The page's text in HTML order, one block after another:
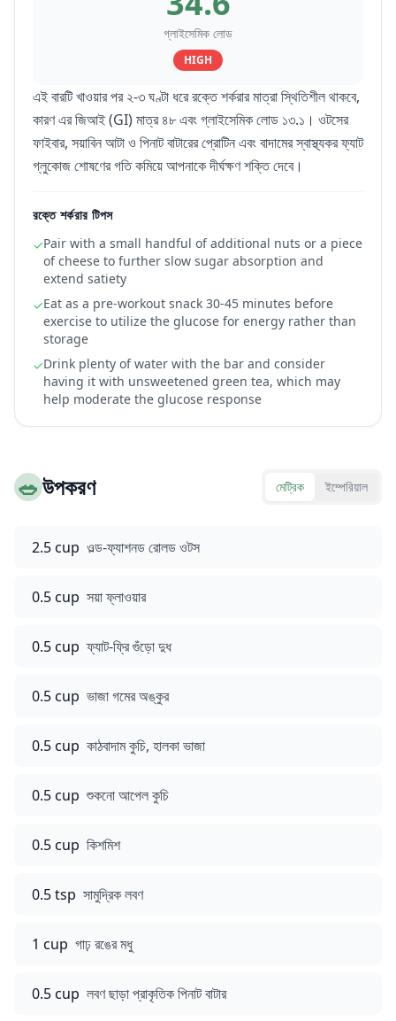
গ্লাইসেমিক লোড
HIGH
এই বারটি খাওয়ার পর ২-৩ ঘণ্টা ধরে রক্তে শর্করার মাত্রা স্থিতিশীল থাকবে,
কারণ এর জিআই (GI) মাত্র ৪৮ এবং গ্লাইসেমিক লোড ১৩.১। ওটসের
ফাইবার, সয়াবিন আটা ও পিনাট বাটারের প্রোটিন এবং বাদামের স্বাস্থ্যকর ফ্যাট
গ্লুকোজ শোষণের গতি কমিয়ে আপনাকে দীর্ঘক্ষণ শক্তি দেবে।
রক্তে শর্করার টিপস
✓Pair with a small handful of additional nuts or a piece
of cheese to further slow sugar absorption and
extend satiety
✓Eat as a pre-workout snack 30-45 minutes before
exercise to utilize the glucose for energy rather than
storage
✓Drink plenty of water with the bar and consider
having it with unsweetened green tea, which may
help moderate the glucose response
🥗উপকরণ মেট্রিক ইম্পেরিয়াল
2.5 cup ওল্ড-ফ্যাশনড রোলড ওটস
0.5 cup সয়া ফ্লাওয়ার
0.5 cup ফ্যাট-ফ্রি গুঁড়ো দুধ
0.5 cup ভাজা গমের অঙ্কুর
0.5 cup কাঠবাদাম কুচি, হালকা ভাজা
0.5 cup শুকনো আপেল কুচি
0.5 cup কিশমিশ
0.5 tsp সামুদ্রিক লবণ
1 cup গাঢ় রঙের মধু
0.5 cup লবণ ছাড়া প্রাকৃতিক পিনাট বাটার